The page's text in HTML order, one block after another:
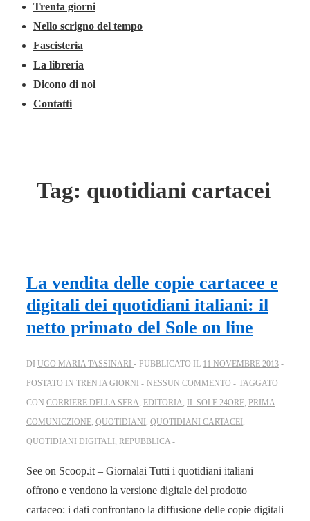
Trenta giorni
Nello scrigno del tempo
Fascisteria
La libreria
Dicono di noi
Contatti
Tag: quotidiani cartacei
La vendita delle copie cartacee e
digitali dei quotidiani italiani: il
netto primato del Sole on line
DI UGO MARIA TASSINARI PUBBLICATO IL 11 NOVEMBRE 2013
POSTATO IN TRENTA GIORNI NESSUN COMMENTO
TAGGATO
CON CORRIERE DELLA SERA, EDITORIA, IL SOLE 24ORE, PRIMA
COMUNICZIONE, QUOTIDIANI , QUOTIDIANI CARTACEI ,
QUOTIDIANI DIGITALI , REPUBBLICA
See on Scoop.it – Giornalai Tutti i quotidiani italiani
offrono e vendono la versione digitale del prodotto
cartaceo: i dati confrontano la diffusione delle copie digitali